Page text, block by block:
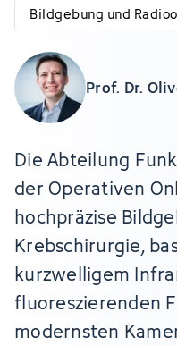
Bildgebung und
Prof. Dr.
Die Abteilung
der Operativen
hochpräzise
Krebschirurgie,
kurzwelligem
fluoreszierenden
modernsten